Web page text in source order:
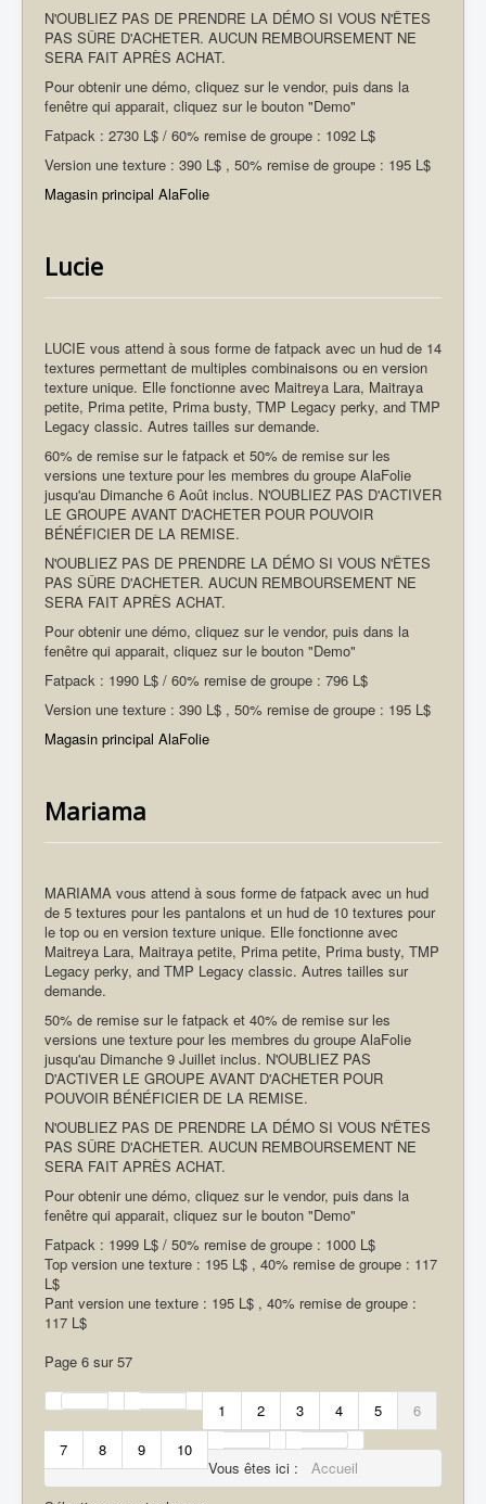
N'OUBLIEZ PAS DE PRENDRE LA DÉMO SI VOUS N'ÊTES
PAS SÛRE D'ACHETER. AUCUN REMBOURSEMENT NE
SERA FAIT APRÈS ACHAT.
Pour obtenir une démo, cliquez sur le vendor, puis dans la
fenêtre qui apparait, cliquez sur le bouton "Demo"
Fatpack : 2730 L$ / 60% remise de groupe : 1092 L$
Version une texture : 390 L$ , 50% remise de groupe : 195 L$
Magasin principal AlaFolie
Lucie
LUCIE vous attend à sous forme de fatpack avec un hud de 14
textures permettant de multiples combinaisons ou en version
texture unique. Elle fonctionne avec Maitreya Lara, Maitraya
petite, Prima petite, Prima busty, TMP Legacy perky, and TMP
Legacy classic. Autres tailles sur demande.
60% de remise sur le fatpack et 50% de remise sur les
versions une texture pour les membres du groupe AlaFolie
jusqu'au Dimanche 6 Août inclus. N'OUBLIEZ PAS D'ACTIVER
LE GROUPE AVANT D'ACHETER POUR POUVOIR
BÉNÉFICIER DE LA REMISE.
N'OUBLIEZ PAS DE PRENDRE LA DÉMO SI VOUS N'ÊTES
PAS SÛRE D'ACHETER. AUCUN REMBOURSEMENT NE
SERA FAIT APRÈS ACHAT.
Pour obtenir une démo, cliquez sur le vendor, puis dans la
fenêtre qui apparait, cliquez sur le bouton "Demo"
Fatpack : 1990 L$ / 60% remise de groupe : 796 L$
Version une texture : 390 L$ , 50% remise de groupe : 195 L$
Magasin principal AlaFolie
Mariama
MARIAMA vous attend à sous forme de fatpack avec un hud
de 5 textures pour les pantalons et un hud de 10 textures pour
le top ou en version texture unique. Elle fonctionne avec
Maitreya Lara, Maitraya petite, Prima petite, Prima busty, TMP
Legacy perky, and TMP Legacy classic. Autres tailles sur
demande.
50% de remise sur le fatpack et 40% de remise sur les
versions une texture pour les membres du groupe AlaFolie
jusqu'au Dimanche 9 Juillet inclus. N'OUBLIEZ PAS
D'ACTIVER LE GROUPE AVANT D'ACHETER POUR
POUVOIR BÉNÉFICIER DE LA REMISE.
N'OUBLIEZ PAS DE PRENDRE LA DÉMO SI VOUS N'ÊTES
PAS SÛRE D'ACHETER. AUCUN REMBOURSEMENT NE
SERA FAIT APRÈS ACHAT.
Pour obtenir une démo, cliquez sur le vendor, puis dans la
fenêtre qui apparait, cliquez sur le bouton "Demo"
Fatpack : 1999 L$ / 50% remise de groupe : 1000 L$
Top version une texture : 195 L$ , 40% remise de groupe : 117
L$
Pant version une texture : 195 L$ , 40% remise de groupe :
117 L$
Page 6 sur 57
1 2 3 4 5
6
7
8 9
10
Vous êtes ici :
Accueil